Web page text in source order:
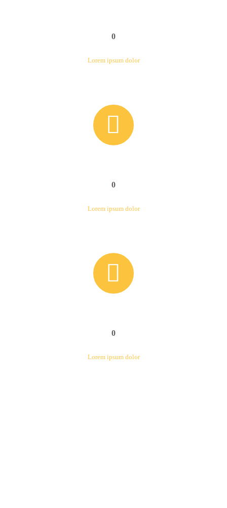
0
Lorem ipsum dolor


0
Lorem ipsum dolor


0
Lorem ipsum dolor